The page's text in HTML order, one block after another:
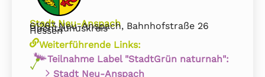
Stadt Neu-Anspach
61267 Neu-Anspach, Bahnhofstraße 26
Hochtaunuskreis
Hessen
Weiterführende Links:
Teilnahme Label "StadtGrün naturnah":
Stadt Neu-Anspach